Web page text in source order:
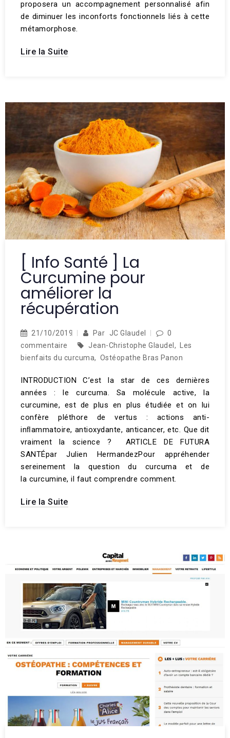
proposera un accompagnement personnalisé afin
de diminuer les inconforts fonctionnels liés à cette
métamorphose.
Lire la Suite
[ Info Santé ] La
Curcumine pour
améliorer la
récupération
21/10/2019 Par JC Glaudel
0
commentaire
Jean-Christophe Glaudel ,
Les
bienfaits du curcuma, Ostéopathe Bras Panon
INTRODUCTION C’est la star de ces dernières
années : le curcuma. Sa molécule active, la
curcumine, est de plus en plus étudiée et on lui
confère pléthore de vertus : actions anti-
inﬂammatoire, antioxydante, anticancer, etc. Que dit
vraiment la science ? ARTICLE DE FUTURA
SANTÉpar Julien HermandezPour appréhender
sereinement la question du curcuma et de
la curcumine, il faut comprendre comment.
Lire la Suite